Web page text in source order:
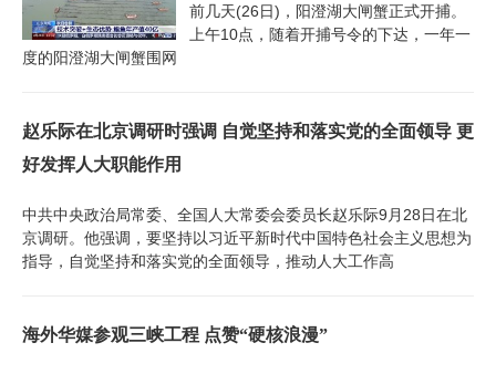
前几天(26日)，阳澄湖大闸蟹正式开捕。
上午10点，随着开捕号令的下达，一年一
度的阳澄湖大闸蟹围网
赵乐际在北京调研时强调 自觉坚持和落实党的全面领导 更
好发挥人大职能作用
中共中央政治局常委、全国人大常委会委员长赵乐际9月28日在北
京调研。他强调，要坚持以习近平新时代中国特色社会主义思想为
指导，自觉坚持和落实党的全面领导，推动人大工作高
海外华媒参观三峡工程 点赞“硬核浪漫”